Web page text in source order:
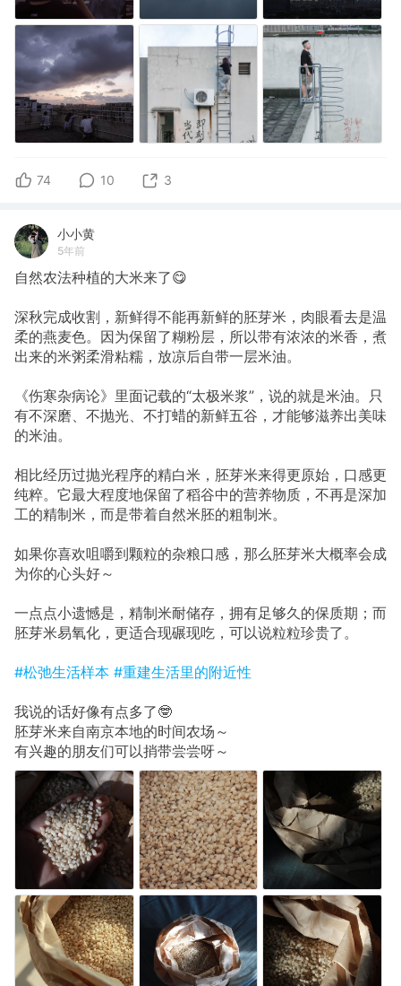
74 10 3
小小黄
5年前
自然农法种植的大米来了😋
深秋完成收割，新鲜得不能再新鲜的胚芽米，肉眼看去是温
柔的燕麦色。因为保留了糊粉层，所以带有浓浓的米香，煮
出来的米粥柔滑粘糯，放凉后自带一层米油。
《伤寒杂病论》里面记载的“太极米浆”，说的就是米油。只
有不深磨、不抛光、不打蜡的新鲜五谷，才能够滋养出美味
的米油。
相比经历过抛光程序的精白米，胚芽米来得更原始，口感更
纯粹。它最大程度地保留了稻谷中的营养物质，不再是深加
工的精制米，而是带着自然米胚的粗制米。
如果你喜欢咀嚼到颗粒的杂粮口感，那么胚芽米大概率会成
为你的心头好～
一点点小遗憾是，精制米耐储存，拥有足够久的保质期；而
胚芽米易氧化，更适合现碾现吃，可以说粒粒珍贵了。
#松弛生活样本 #重建生活里的附近性
我说的话好像有点多了🤓
胚芽米来自南京本地的时间农场～
有兴趣的朋友们可以捎带尝尝呀～